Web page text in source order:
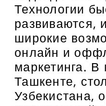
Технологии
развиваются,
широкие
онлайн и
маркетинга. В
Ташкенте,
Узбекистана,